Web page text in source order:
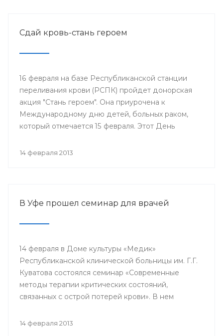
Сдай кровь-стань героем
16 февраля на базе Республиканской станции
переливания крови (РСПК) пройдет донорская
акция "Стань героем". Она приурочена к
Международному дню детей, больных раком,
который отмечается 15 февраля. Этот День
патронатом Международного общества детских
14 февраля 2013
В Уфе прошел семинар для врачей
14 февраля в Доме культуры «Медик»
Республиканской клинической больницы им. Г.Г.
Куватова состоялся семинар «Современные
методы терапии критических состояний,
связанных с острой потерей крови». В нем
лечебной работе, акушеры-гинекологи, хирурги,
14 февраля 2013